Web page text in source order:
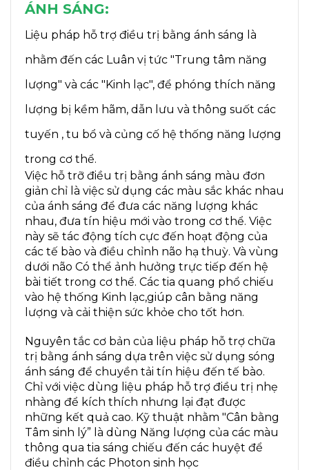
ÁNH SÁNG:
Liệu pháp hỗ trợ điều trị bằng ánh sáng là
nhằm đến các Luân vị tức "Trung tâm năng
lượng" và các "Kinh lạc", để phóng thích năng
lượng bị kềm hãm, dẫn lưu và thông suốt các
tuyến , tu bổ và củng cố hệ thống năng lượng
trong cơ thể.
Việc hỗ trỡ điều trị bằng ánh sáng màu đơn
giản chỉ là việc sử dụng các màu sắc khác nhau
của ánh sáng để đưa các năng lượng khác
nhau, đưa tín hiệu mới vào trong cơ thể. Việc
này sẽ tác động tích cực đến hoạt động của
các tế bào và điều chỉnh não hạ thuỳ. Và vùng
dưới não Có thể ảnh hưởng trực tiếp đến hệ
bài tiết trong cơ thể. Các tia quang phổ chiếu
vào hệ thống Kinh lạc,giúp cân bằng năng
lượng và cải thiện sức khỏe cho tốt hơn.
Nguyên tắc cơ bản của liệu pháp hỗ trợ chữa
trị bằng ánh sáng dựa trên việc sử dụng sóng
ánh sáng để chuyền tải tín hiệu đến tế bào.
Chỉ với việc dùng liệu pháp hỗ trợ điều trị nhẹ
nhàng để kích thích nhưng lại đạt được
những kết quả cao. Kỹ thuật nhằm "Cân bằng
Tâm sinh lý” là dùng Năng lượng của các màu
thông qua tia sáng chiếu đến các huyệt để
điều chỉnh các Photon sinh học